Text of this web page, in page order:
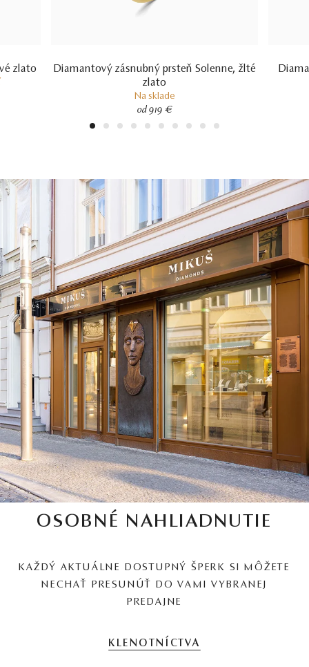
zlato
Diamantový zásnubný prsteň Solenne, žlté
zlato
Na sklade
od 919 €
1 2 3 4 5 6 7 8 9 10
OSOBNÉ NAHLIADNUTIE
KAŽDÝ AKTUÁLNE DOSTUPNÝ ŠPERK SI MÔŽETE
NECHAŤ PRESUNÚŤ DO VAMI VYBRANEJ
PREDAJNE
KLENOTNÍCTVA